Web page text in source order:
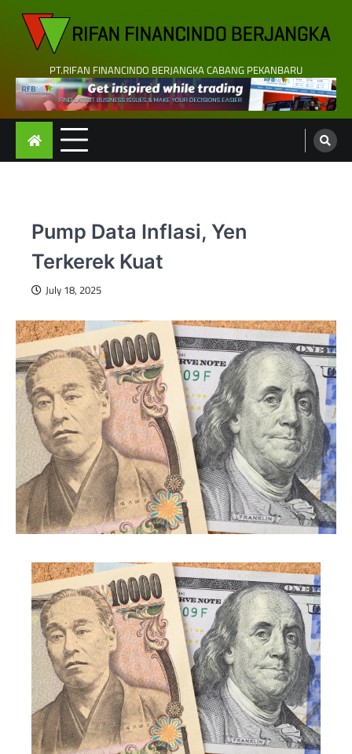
content
PT.RIFAN FINANCINDO BERJANGKA CABANG PEKANBARU
Pump Data Inflasi, Yen
Terkerek Kuat
July 18, 2025